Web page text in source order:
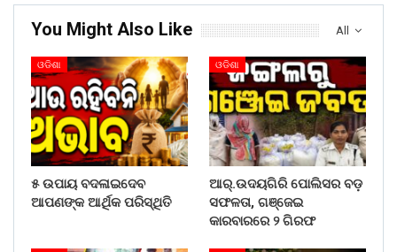
All
You Might Also Like
ଓଡିଶା
୫ ଉପାୟ ବଦଳାଇଦେବ
ଆପଣଙ୍କ ଆର୍ଥିକ ପରିସ୍ଥିତି
ଓଡିଶା
ଆର୍.ଉଦୟଗିରି ପୋଲିସର ବଡ଼
ସଫଳତା, ଗଞ୍ଜେଇ
କାରବାରରେ ୨ ଗିରଫ